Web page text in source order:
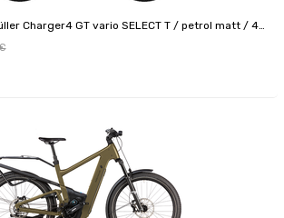
Charger4 GT vario SELECT T / petrol matt / 49
/ 750 Wh / Chaîne antivol supplémentaire avec